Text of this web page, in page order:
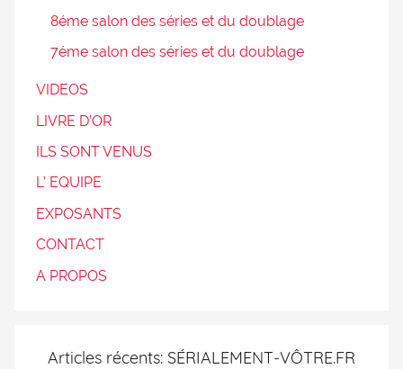
8éme salon des séries et du doublage
7éme salon des séries et du doublage
VIDEOS
LIVRE D’OR
ILS SONT VENUS
L’ EQUIPE
EXPOSANTS
CONTACT
A PROPOS
Articles récents: SÉRIALEMENT-VÔTRE.FR